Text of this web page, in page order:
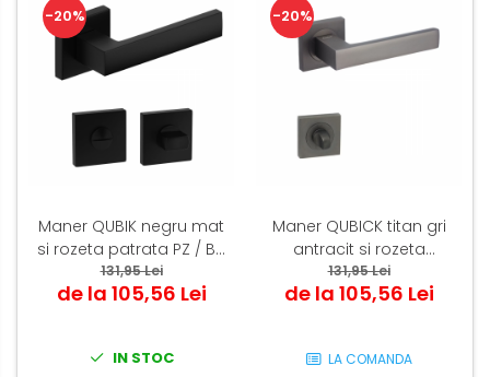
-20%
Maner QUBIK negru mat
si rozeta patrata PZ / BB
/ WC
131,95 Lei
de la 105,56 Lei
IN STOC
-20%
Maner QUBICK titan gri
antracit si rozeta
patrata PZ / BB / WC
131,95 Lei
de la 105,56 Lei
LA COMANDA